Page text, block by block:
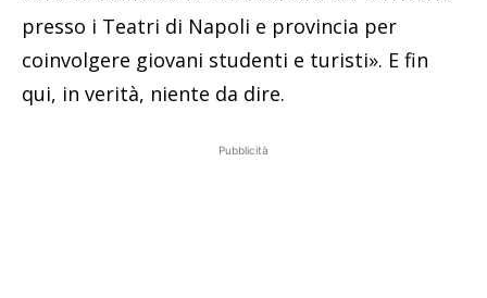
presso i Teatri di Napoli e provincia per
coinvolgere giovani studenti e turisti». E fin
qui, in verità, niente da dire.
Pubblicità